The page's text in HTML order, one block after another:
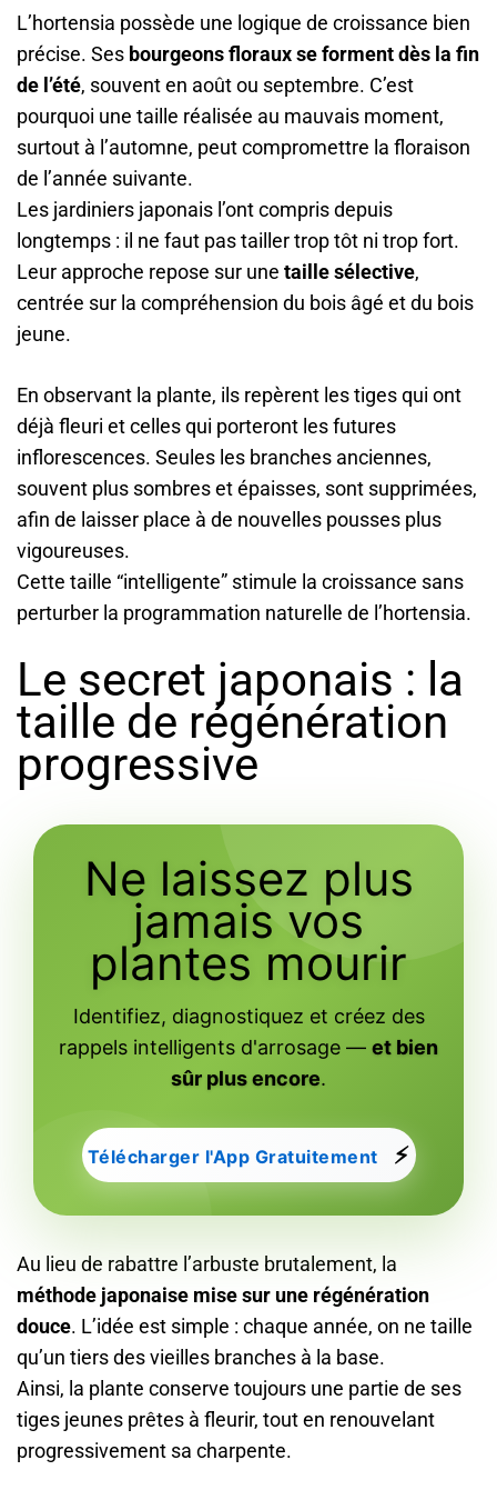
L’hortensia possède une logique de croissance bien
précise. Ses bourgeons floraux se forment dès la fin
de l’été, souvent en août ou septembre. C’est
pourquoi une taille réalisée au mauvais moment,
surtout à l’automne, peut compromettre la floraison
de l’année suivante.
Les jardiniers japonais l’ont compris depuis
longtemps : il ne faut pas tailler trop tôt ni trop fort.
Leur approche repose sur une taille sélective,
centrée sur la compréhension du bois âgé et du bois
jeune.
En observant la plante, ils repèrent les tiges qui ont
déjà fleuri et celles qui porteront les futures
inflorescences. Seules les branches anciennes,
souvent plus sombres et épaisses, sont supprimées,
afin de laisser place à de nouvelles pousses plus
vigoureuses.
Cette taille “intelligente” stimule la croissance sans
perturber la programmation naturelle de l’hortensia.
Le secret japonais : la
taille de régénération
progressive
Ne laissez plus
jamais vos
plantes mourir
Identifiez, diagnostiquez et créez des
rappels intelligents d'arrosage — et bien
sûr plus encore.
Télécharger l'App Gratuitement ⚡
Au lieu de rabattre l’arbuste brutalement, la
méthode japonaise mise sur une régénération
douce. L’idée est simple : chaque année, on ne taille
qu’un tiers des vieilles branches à la base.
Ainsi, la plante conserve toujours une partie de ses
tiges jeunes prêtes à fleurir, tout en renouvelant
progressivement sa charpente.